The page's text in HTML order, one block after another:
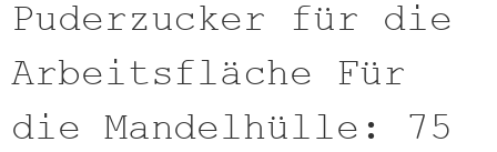
Puderzucker für die
Arbeitsfläche Für
die Mandelhülle: 75